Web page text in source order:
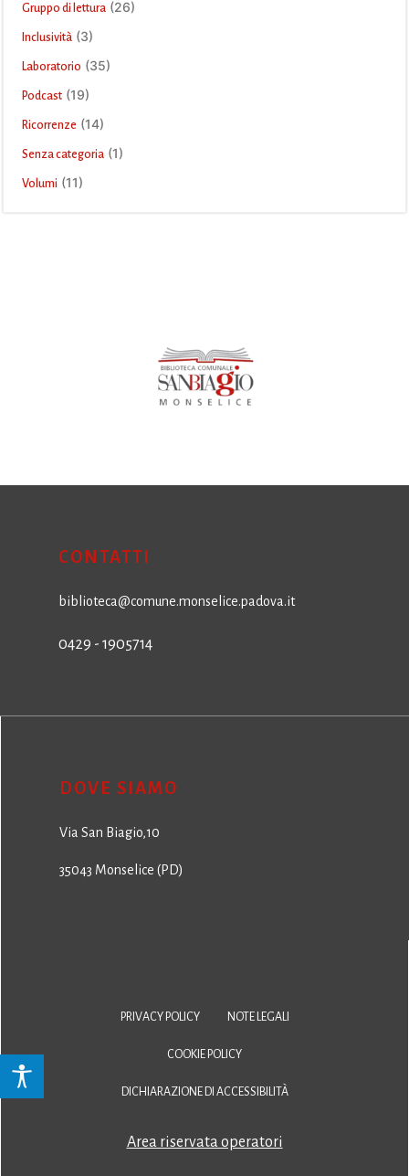
Gruppo di lettura (26)
Inclusività (3)
Laboratorio (35)
Podcast (19)
Ricorrenze (14)
Senza categoria (1)
Volumi (11)
CONTATTI
biblioteca@comune.monselice.padova.it
0429 - 1905714
DOVE SIAMO
Via San Biagio,10
35043 Monselice (PD)
PRIVACY POLICY NOTE LEGALI
COOKIE POLICY
DICHIARAZIONE DI ACCESSIBILITÀ
Area riservata operatori